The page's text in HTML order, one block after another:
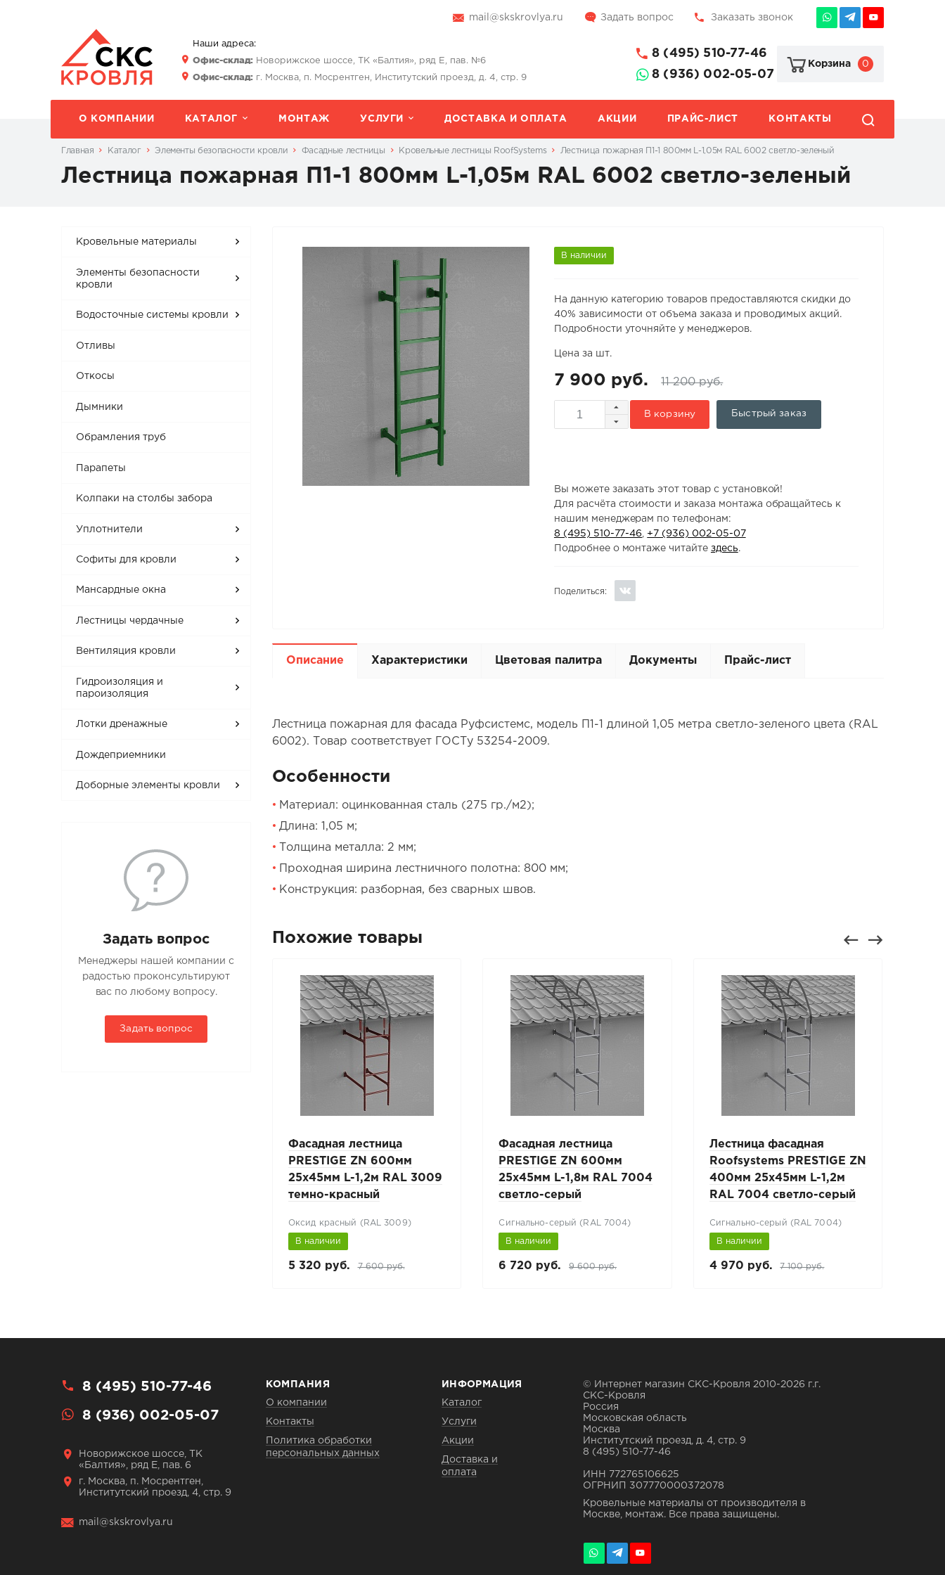
mail@skskrovlya.ru Задать вопрос Заказать звонок
Наши адреса:
Офис-склад:Новорижское шоссе, ТК «Балтия», ряд Е, пав. №6
Офис-склад:г. Москва, п. Мосрентген, Институтский проезд, д. 4, стр. 9
8 (495) 510-77-46
8 (936) 002-05-07
Корзина 0
О КОМПАНИИ КАТАЛОГ МОНТАЖ УСЛУГИ ДОСТАВКА И ОПЛАТА АКЦИИ ПРАЙС-ЛИСТ КОНТАКТЫ
Главная Каталог Элементы безопасности кровли Фасадные лестницы Кровельные лестницы RoofSystems Лестница пожарная П1-1 800мм L-1,05м RAL 6002 светло-зеленый
Лестница пожарная П1-1 800мм L-1,05м RAL 6002 светло-зеленый
Кровельные материалы
Элементы безопасности
кровли
Водосточные системы кровли
Отливы
Откосы
Дымники
Обрамления труб
Парапеты
Колпаки на столбы забора
Уплотнители
Софиты для кровли
Мансардные окна
Лестницы чердачные
Вентиляция кровли
Гидроизоляция и
пароизоляция
Лотки дренажные
Дождеприемники
Доборные элементы кровли
Задать вопрос
Менеджеры нашей компании с
радостью проконсультируют
вас по любому вопросу.
Задать вопрос
В наличии
На данную категорию товаров предоставляются скидки до
40% зависимости от объема заказа и проводимых акций.
Подробности уточняйте у менеджеров.
Цена за шт.
7 900 руб. 11 200 руб.
В корзину Быстрый заказ
Вы можете заказать этот товар с установкой!
Для расчёта стоимости и заказа монтажа обращайтесь к
нашим менеджерам по телефонам:
8 (495) 510-77-46
+7 (936) 002-05-07
Подробнее о монтаже читайте здесь.
Поделиться:
Описание Характеристики Цветовая палитра Документы Прайс-лист
Лестница пожарная для фасада Руфсистемс, модель П1-1 длиной 1,05 метра светло-зеленого цвета (RAL
6002). Товар соответствует ГОСТу 53254-2009.
Особенности
Материал: оцинкованная сталь (275 гр./м2);
Длина: 1,05 м;
Толщина металла: 2 мм;
Проходная ширина лестничного полотна: 800 мм;
Конструкция: разборная, без сварных швов.
Похожие товары
Фасадная лестница
PRESTIGE ZN 600мм
25x45мм L-1,2м RAL 3009
темно-красный
Оксид красный (RAL 3009)
В наличии
5 320 руб. 7 600 руб.
Фасадная лестница
PRESTIGE ZN 600мм
25х45мм L-1,8м RAL 7004
светло-серый
Сигнально-серый (RAL 7004)
В наличии
6 720 руб. 9 600 руб.
Лестница фасадная
Roofsystems PRESTIGE ZN
400мм 25x45мм L-1,2м
RAL 7004 светло-серый
Сигнально-серый (RAL 7004)
В наличии
4 970 руб. 7 100 руб.
8 (495) 510-77-46
8 (936) 002-05-07
Новорижское шоссе, ТК
«Балтия», ряд Е, пав. 6
г. Москва, п. Мосрентген,
Институтский проезд, 4, стр. 9
mail@skskrovlya.ru
КОМПАНИЯ
О компании
Контакты
Политика обработки
персональных данных
ИНФОРМАЦИЯ
Каталог
Услуги
Акции
Доставка и
оплата
© Интернет магазин СКС-Кровля 2010-2026 г.г.
СКС-Кровля
Россия
Московская область
Москва
Институтский проезд, д. 4, стр. 9
8 (495) 510-77-46
ИНН 772765106625
ОГРНИП 307770000372078
Кровельные материалы от производителя в
Москве, монтаж. Все права защищены.